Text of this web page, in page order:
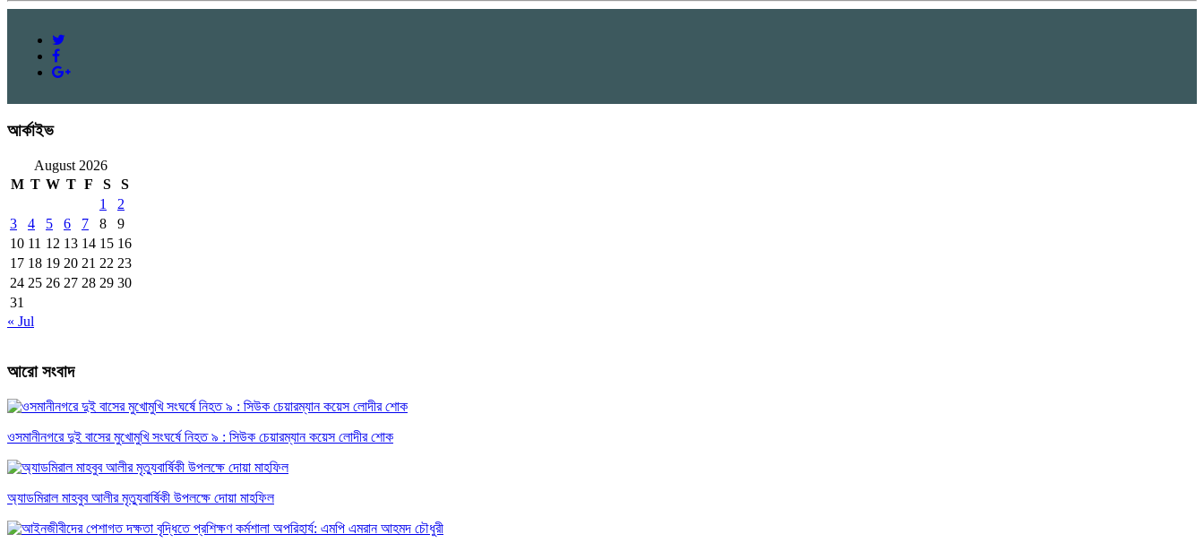
আর্কাইভ
August 2026
M T W T F S
S
1
2
3
4 5 6 7 8
9
10 11 12 13 14 15 16
17 18 19 20 21 22 23
24 25 26 27 28 29 30
31
« Jul
আরো সংবাদ
ওসমানীনগরে দুই বাসের মুখোমুখি সংঘর্ষে নিহত ৯ : সিউক চেয়ারম্যান কয়েস লোদীর শোক
অ্যাডমিরাল মাহবুব আলীর মৃত্যুবার্ষিকী উপলক্ষে দোয়া মাহফিল